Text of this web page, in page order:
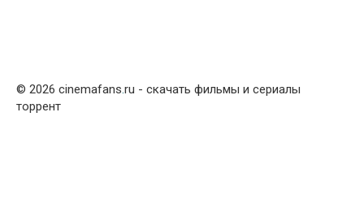
© 2026 cinemafans.ru - скачать фильмы и сериалы
торрент